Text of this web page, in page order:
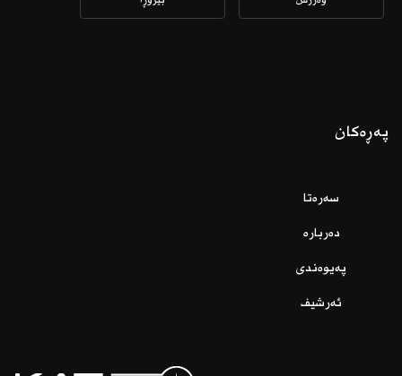
پەڕەکان
سەرەتا
دەربارە
پەیوەندی
ئەرشیف